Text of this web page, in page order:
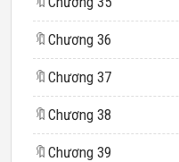
🔖 Chương 36
🔖 Chương 37
🔖 Chương 38
🔖 Chương 39